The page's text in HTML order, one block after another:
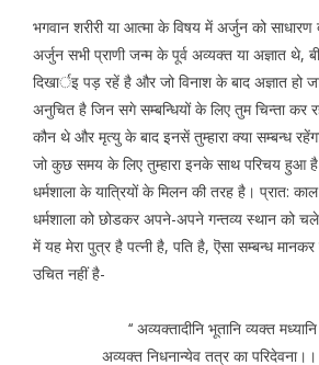
भगवान शरीरी या आत्मा के विषय में अर्जुन को
अर्जुन सभी प्राणी जन्म के पूर्व अव्यक्त या अज्ञात
दिखार्इ पड़ रहें है और जो विनाश के बाद अज्ञात हो
अनुचित है जिन सगे सम्बन्धियों के लिए तुम चिन्ता कर
कौन थे और मृत्यु के बाद इनसें तुम्हारा क्या सम्बन्ध
जो कुछ समय के लिए तुम्हारा इनके साथ परिचय हुआ है
धर्मशाला के यात्रियों के मिलन की तरह है। प्रात:
धर्मशाला को छोडकर अपने-अपने गन्तव्य स्थान को
में यह मेरा पुत्र है पत्नी है, पति है, ऎसा सम्बन्ध
उचित नहीं है-
‘‘ अव्यक्तादीनि भूतानि व्यक्त
अव्यक्त निधनान्येव तत्र का